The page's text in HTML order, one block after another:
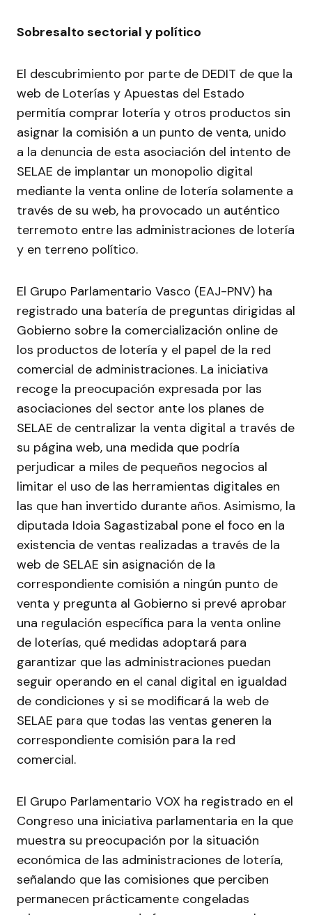
Sobresalto sectorial y político
El descubrimiento por parte de DEDIT de que la
web de Loterías y Apuestas del Estado
permitía comprar lotería y otros productos sin
asignar la comisión a un punto de venta, unido
a la denuncia de esta asociación del intento de
SELAE de implantar un monopolio digital
mediante la venta online de lotería solamente a
través de su web, ha provocado un auténtico
terremoto entre las administraciones de lotería
y en terreno político.
El Grupo Parlamentario Vasco (EAJ-PNV) ha
registrado una batería de preguntas dirigidas al
Gobierno sobre la comercialización online de
los productos de lotería y el papel de la red
comercial de administraciones. La iniciativa
recoge la preocupación expresada por las
asociaciones del sector ante los planes de
SELAE de centralizar la venta digital a través de
su página web, una medida que podría
perjudicar a miles de pequeños negocios al
limitar el uso de las herramientas digitales en
las que han invertido durante años. Asimismo, la
diputada Idoia Sagastizabal pone el foco en la
existencia de ventas realizadas a través de la
web de SELAE sin asignación de la
correspondiente comisión a ningún punto de
venta y pregunta al Gobierno si prevé aprobar
una regulación específica para la venta online
de loterías, qué medidas adoptará para
garantizar que las administraciones puedan
seguir operando en el canal digital en igualdad
de condiciones y si se modificará la web de
SELAE para que todas las ventas generen la
correspondiente comisión para la red
comercial.
El Grupo Parlamentario VOX ha registrado en el
Congreso una iniciativa parlamentaria en la que
muestra su preocupación por la situación
económica de las administraciones de lotería,
señalando que las comisiones que perciben
permanecen prácticamente congeladas